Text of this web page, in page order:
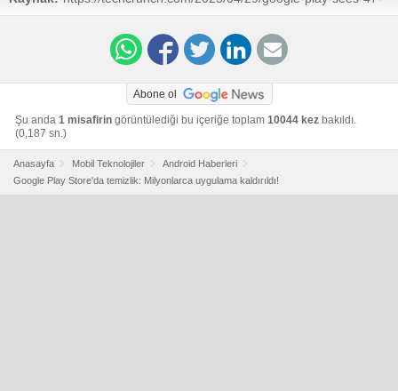
decline-in-apps-since-start-of-last-year/
Abone ol
Şu anda 1 misafirin görüntülediği bu içeriğe toplam 10044 kez bakıldı.
(0,187 sn.)
Anasayfa Mobil Teknolojiler
Android Haberleri
Google Play Store'da temizlik: Milyonlarca uygulama kaldırıldı!